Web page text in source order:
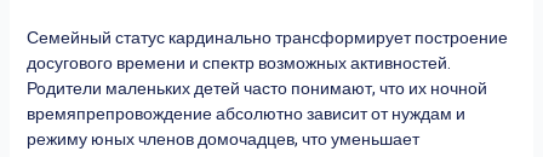
Семейный статус кардинально трансформирует построение
досугового времени и спектр возможных активностей.
Родители маленьких детей часто понимают, что их ночной
времяпрепровождение абсолютно зависит от нуждам и
режиму юных членов домочадцев, что уменьшает